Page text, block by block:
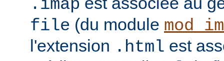
.imap
file (du module
l'extension .html est